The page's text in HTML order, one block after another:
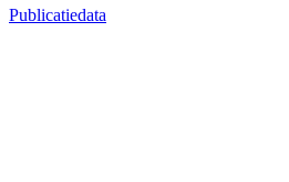
Publicatiedata